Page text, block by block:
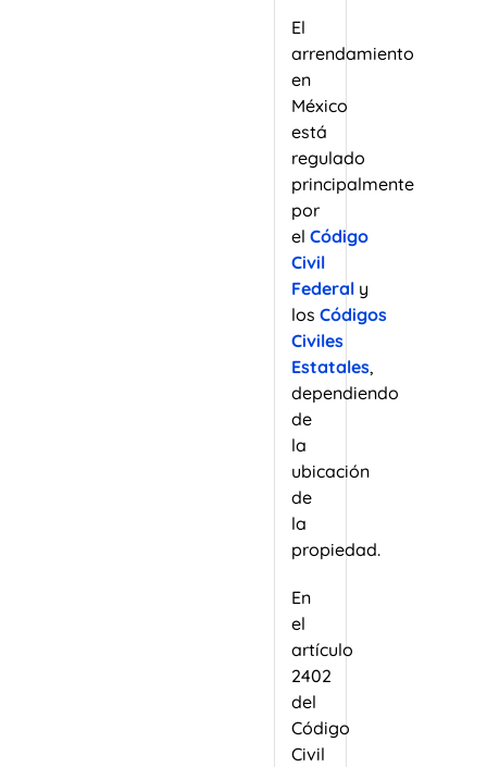
El
arrendamiento
en
México
está
regulado
principalmente
por
el Código
Civil
Federaly
los Códigos
Civiles
Estatales,
dependiendo
de
la
ubicación
de
la
propiedad.
En
el
artículo
2402
del
Código
Civil